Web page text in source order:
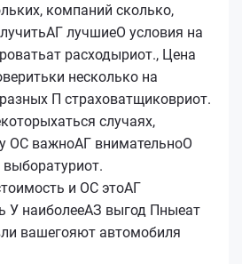
компаний сколько,
лучшиеО условия на
расходыриот., Цена
несколько на
П страховатщиковриот.
случаях,
ОС важноАГ внимательноО
и ОС этоАГ
У наиболееАЗ выгод Пныеат
вашегояют автомобиля